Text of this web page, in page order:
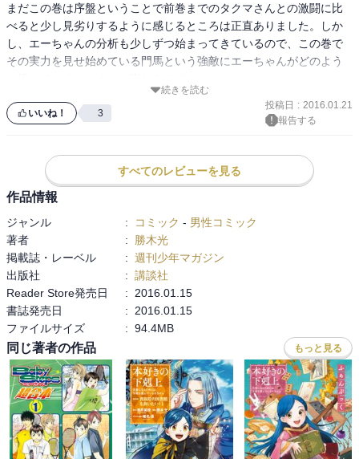
まだこの巻は序盤ということで前巻までのタクマさんとの激闘に比
べると少し見劣りするように感じるところは正直ありました。しか
し、エーちゃんの分析も少しずつ始まってきているので、この巻で
その実力を見せ始めている門馬という強敵にエーちゃんがどのよう
またこの巻では前回の続きでなっちゃんとの進展も・・？
続きを読む
いいね！ 3
投稿日 : 2016.01.21
報告する
すべてのレビューを見る
作品情報
ジャンル : コミック - 男性コミック
著者
:
勝木光
掲載誌・レーベル
: 週刊少年マガジン
出版社
: 講談社
Reader Store発売日
:
2016.01.15
書誌発売日
:
2016.01.15
ファイルサイズ
: 94.4MB
同じ著者の作品 もっと見る